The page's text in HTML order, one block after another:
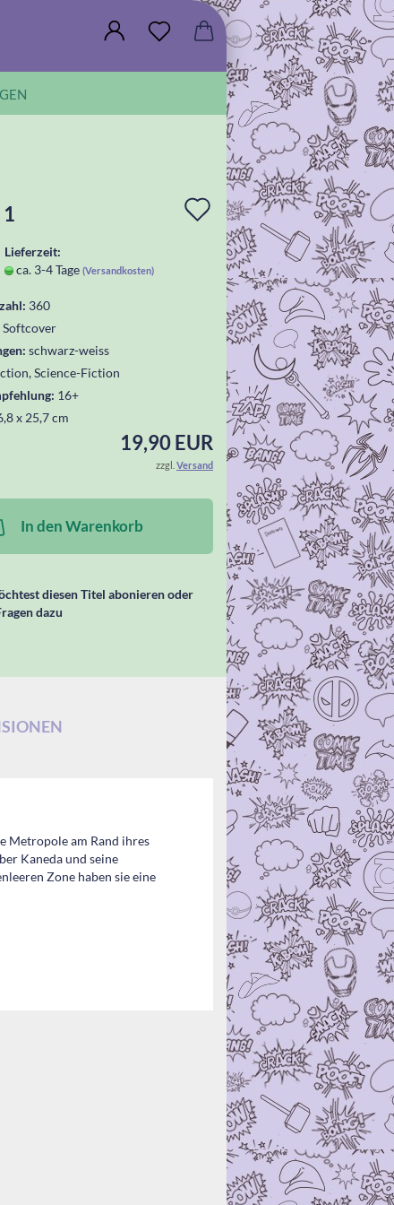
In
die
Wunschliste
legen
Lieferzeit:
ca. 3-4 Tage (Versandkosten)
360
Softcover
schwarz-weiss
Science-Fiction
16+
x 25,7 cm
19,90 EUR
zzgl. Versand
In den Warenkorb
diesen Titel abonieren oder
dazu
Metropole am Rand ihres
Kaneda und seine
Zone haben sie eine